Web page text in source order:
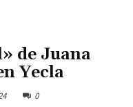
de Juana
Yecla
0